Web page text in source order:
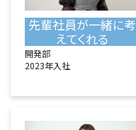
先輩社員が一緒に考
えてくれる
開発部
2023年入社